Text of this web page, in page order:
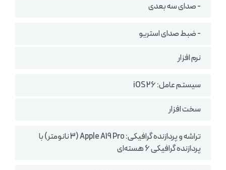
- صدای سه بعدی
- ضبط صدای استریو
نرم افزار
سیستم ‌عامل: iOS 26
سخت افزار
تراشه و پردازنده گرافیکی: Apple A19 Pro (3 نانومتر) با
پردازنده گرافیکی 6 هسته‌ای